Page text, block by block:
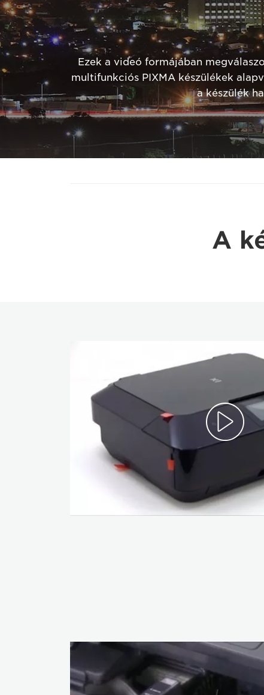
Ezek a videó formájában
multifunkciós PIXMA készülékek
a készülék
A